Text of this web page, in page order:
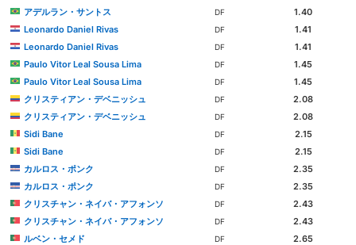
アデルラン・サントス
DF
1.40
Leonardo Daniel Rivas
DF
1.41
Leonardo Daniel Rivas
DF
1.41
Paulo Vitor Leal Sousa Lima
DF
1.45
Paulo Vitor Leal Sousa Lima
DF
1.45
クリスティアン・デベニッシュ
DF
2.08
クリスティアン・デベニッシュ
DF
2.08
Sidi Bane
DF
2.15
Sidi Bane
DF
2.15
カルロス・ポンク
DF
2.35
カルロス・ポンク
DF
2.35
クリスチャン・ネイバ・アフォンソ
DF
2.43
クリスチャン・ネイバ・アフォンソ
DF
2.43
ルベン・セメド
DF
2.65